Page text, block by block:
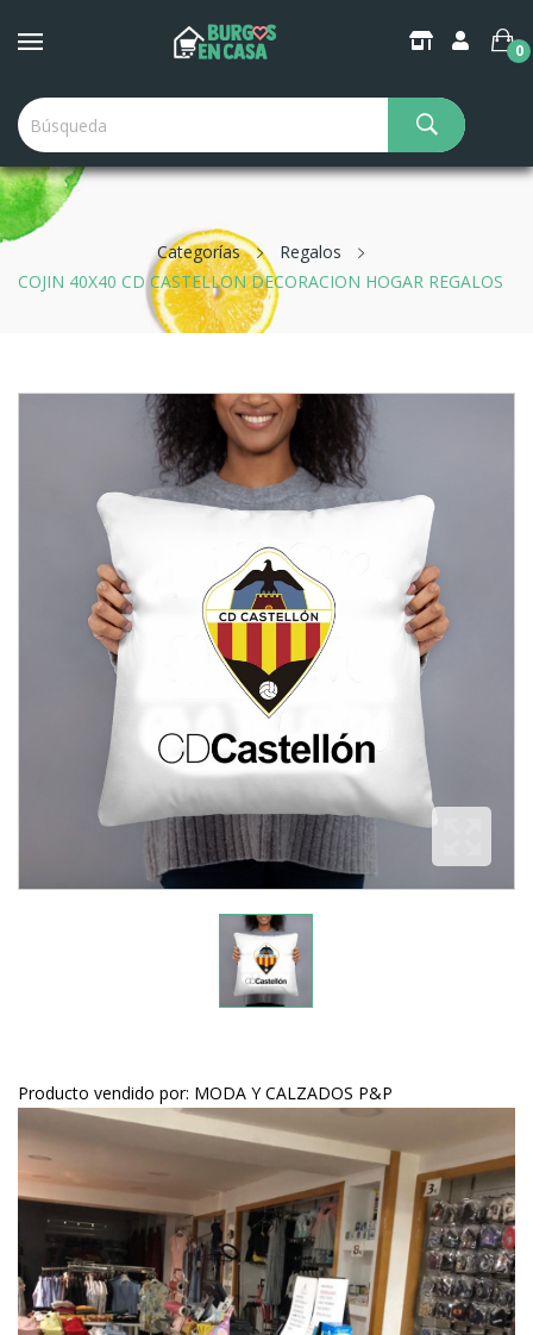
0
Categorías
Regalos
COJIN 40X40 CD CASTELLON DECORACION HOGAR REGALOS
Producto vendido por: MODA Y CALZADOS P&P